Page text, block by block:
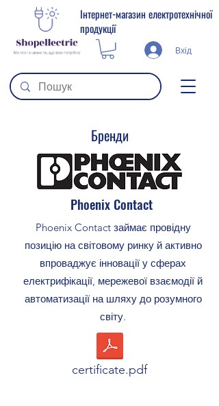
Інтернет-магазин електротехнічної
продукції
Вхід
Бренди
Phoenix Contact
Phoenix Contact займає провідну
позицію на світовому ринку й активно
впроваджує інновації у сферах
електрифікації, мережевої взаємодії й
автоматизації на шляху до розумного
світу.
certificate.pdf